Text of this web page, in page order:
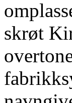
skrøt